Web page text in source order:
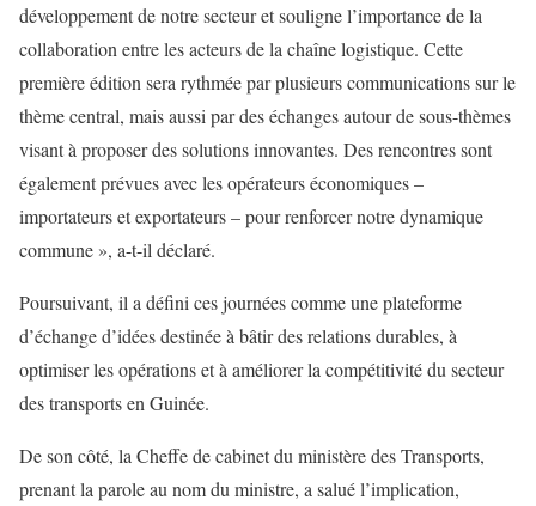
développement de notre secteur et souligne l’importance de la
collaboration entre les acteurs de la chaîne logistique. Cette
première édition sera rythmée par plusieurs communications sur le
thème central, mais aussi par des échanges autour de sous-thèmes
visant à proposer des solutions innovantes. Des rencontres sont
également prévues avec les opérateurs économiques –
importateurs et exportateurs – pour renforcer notre dynamique
commune », a-t-il déclaré.
Poursuivant, il a défini ces journées comme une plateforme
d’échange d’idées destinée à bâtir des relations durables, à
optimiser les opérations et à améliorer la compétitivité du secteur
des transports en Guinée.
De son côté, la Cheffe de cabinet du ministère des Transports,
prenant la parole au nom du ministre, a salué l’implication,